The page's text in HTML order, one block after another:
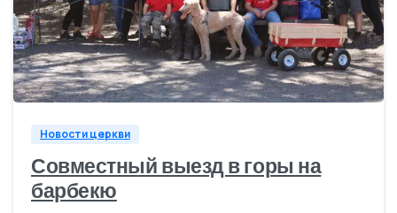
1
Новости церкви
Совместный выезд в горы на
барбекю